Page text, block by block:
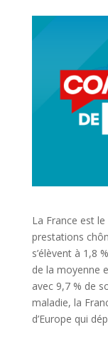
La France est le
prestations
s’élèvent à 1,8
de la moyenne
avec 9,7 % de
maladie, la
d’Europe qui